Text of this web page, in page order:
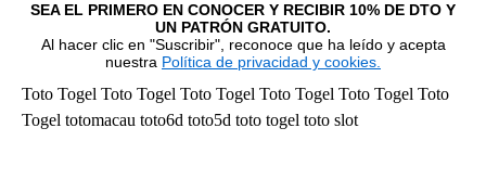
SEA EL PRIMERO EN CONOCER Y RECIBIR 10% DE DTO Y
UN PATRÓN GRATUITO.
Al hacer clic en "Suscribir", reconoce que ha leído y acepta
nuestra Política de privacidad y cookies.
Toto Togel Toto Togel Toto Togel Toto Togel Toto Togel Toto
Togel totomacau toto6d toto5d toto togel toto slot